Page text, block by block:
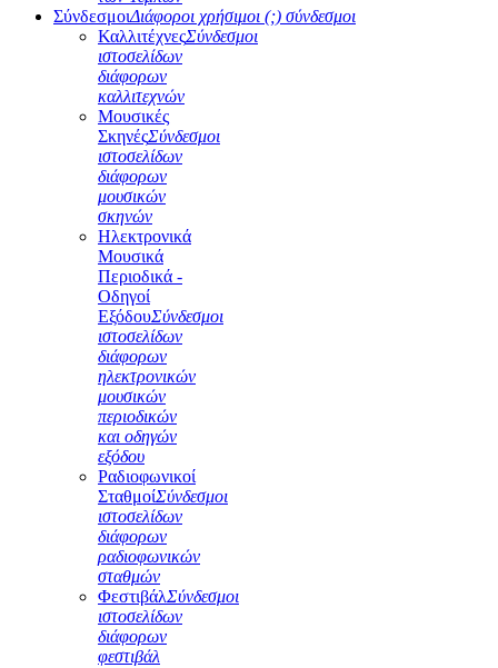
ΣύνδεσμοιΔιάφοροι χρήσιμοι (;) σύνδεσμοι
ΚαλλιτέχνεςΣύνδεσμοι
ιστοσελίδων
διάφορων
καλλιτεχνών
Μουσικές
ΣκηνέςΣύνδεσμοι
ιστοσελίδων
διάφορων
μουσικών
σκηνών
Ηλεκτρονικά
Μουσικά
Περιοδικά -
Οδηγοί
ΕξόδουΣύνδεσμοι
ιστοσελίδων
διάφορων
ηλεκτρονικών
μουσικών
περιοδικών
και οδηγών
εξόδου
Ραδιοφωνικοί
ΣταθμοίΣύνδεσμοι
ιστοσελίδων
διάφορων
ραδιοφωνικών
σταθμών
ΦεστιβάλΣύνδεσμοι
ιστοσελίδων
διάφορων
φεστιβάλ